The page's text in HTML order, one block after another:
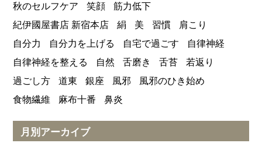
秋のセルフケア
笑顔
筋力低下
紀伊國屋書店 新宿本店
絹 美 習慣
肩こり
自分力
自分力を上げる 自宅で過ごす
自律神経
自律神経を整える
自然 舌磨き 舌苔
若返り
過ごし方
道東 銀座 風邪
風邪のひき始め
食物繊維
麻布十番 鼻炎
月別アーカイブ